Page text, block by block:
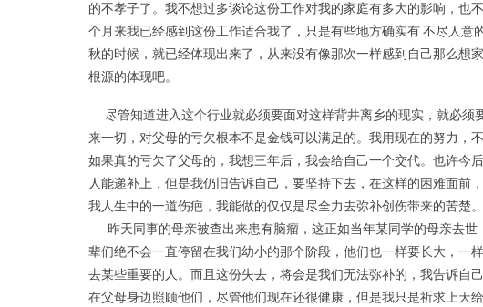
的不孝子了。我不想过多谈论这份工作对我的家庭有多大的影响，也
个月来我已经感到这份工作适合我了，只是有些地方确实有 不尽人
秋的时候，就已经体现出来了，从来没有像那次一样感到自己那么想
根源的体现吧。
尽管知道进入这个行业就必须要面对这样背井离乡的现实，就必须
来一切，对父母的亏欠根本不是金钱可以满足的。我用现在的努力，
如果真的亏欠了父母的，我想三年后，我会给自己一个交代。也许今
人能递补上，但是我仍旧告诉自己，要坚持下去，在这样的困难面前
我人生中的一道伤疤，我能做的仅仅是尽全力去弥补创伤带来的苦楚。
昨天同事的母亲被查出来患有脑瘤，这正如当年某同学的母亲去世
辈们绝不会一直停留在我们幼小的那个阶段，他们也一样要长大，一
去某些重要的人。而且这份失去，将会是我们无法弥补的，我告诉自
在父母身边照顾他们，尽管他们现在还很健康，但是我只是祈求上天